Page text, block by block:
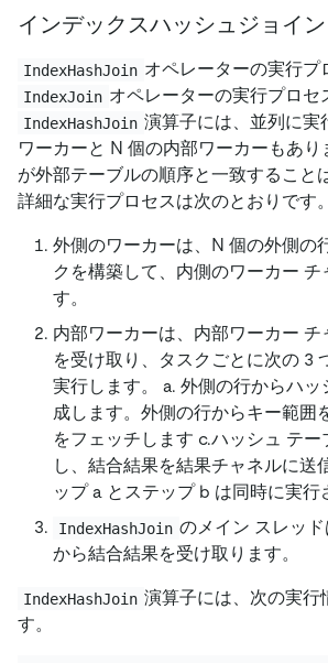
インデックスハッシュジョイン
IndexHashJoin オペレーターの実行プ
IndexJoin オペレーターの実行プロセ
IndexHashJoin 演算子には、並列に実
ワーカーと N 個の内部ワーカーもあ
が外部テーブルの順序と一致すること
詳細な実行プロセスは次のとおりです。
外側のワーカーは、N 個の外側の
クを構築して、内側のワーカー チ
す。
内部ワーカーは、内部ワーカー チ
を受け取り、タスクごとに次の 3
実行します。 a. 外側の行からハ
成します。外側の行からキー範囲
をフェッチします c.ハッシュ テ
し、結合結果を結果チャネルに送
ップ a とステップ b は同時に実行
IndexHashJoin のメイン スレッ
から結合結果を受け取ります。
IndexHashJoin 演算子には、次の実行
す。